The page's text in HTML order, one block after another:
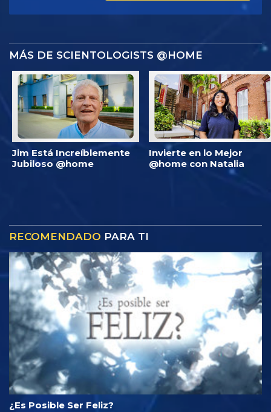
MÁS DE SCIENTOLOGISTS @HOME
Jim Está Increíblemente
Jubiloso @home
Invierte en lo Mejor
@home con Natalia
RECOMENDADO PARA TI
¿Es Posible Ser Feliz?